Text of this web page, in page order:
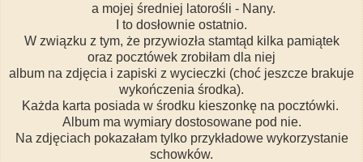
a mojej średniej latorośli - Nany.
I to dosłownie ostatnio.
W związku z tym, że przywiozła stamtąd kilka pamiątek
oraz pocztówek zrobiłam dla niej
album na zdjęcia i zapiski z wycieczki (choć jeszcze brakuje
wykończenia środka).
Każda karta posiada w środku kieszonkę na pocztówki.
Album ma wymiary dostosowane pod nie.
Na zdjęciach pokazałam tylko przykładowe wykorzystanie
schowków.